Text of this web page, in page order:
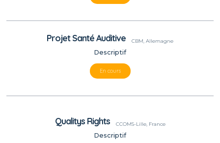
Projet Santé Auditive CBM, Allemagne
Descriptif
En cours
Qualitys Rights CCOMS-Lille, France
Descriptif